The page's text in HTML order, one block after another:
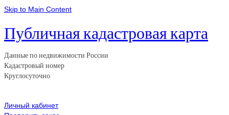
Skip to Main Content
Публичная кадастровая карта
Данные по недвижимости России
Кадастровый номер
Круглосуточно
Личный кабинет